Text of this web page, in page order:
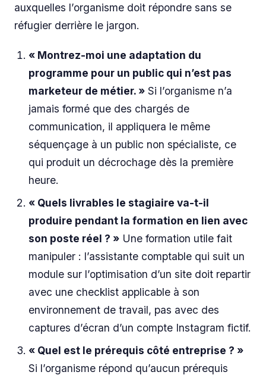
auxquelles l’organisme doit répondre sans se
réfugier derrière le jargon.
« Montrez-moi une adaptation du
programme pour un public qui n’est pas
marketeur de métier. » Si l’organisme n’a
jamais formé que des chargés de
communication, il appliquera le même
séquençage à un public non spécialiste, ce
qui produit un décrochage dès la première
heure.
« Quels livrables le stagiaire va-t-il
produire pendant la formation en lien avec
son poste réel ? » Une formation utile fait
manipuler : l’assistante comptable qui suit un
module sur l’optimisation d’un site doit repartir
avec une checklist applicable à son
environnement de travail, pas avec des
captures d’écran d’un compte Instagram fictif.
« Quel est le prérequis côté entreprise ? »
Si l’organisme répond qu’aucun prérequis